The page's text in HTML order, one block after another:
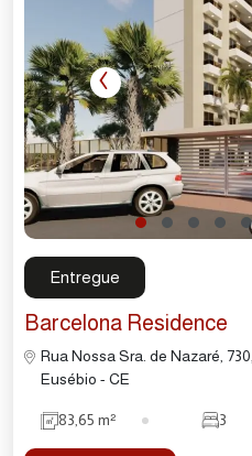
‹
Entregue
Barcelona Residence
Rua Nossa Sra. de Nazaré, 730,
Eusébio - CE
83,65 m² 3